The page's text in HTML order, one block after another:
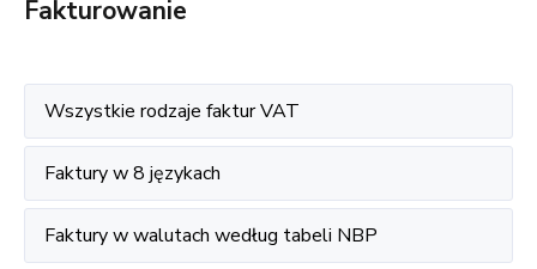
Fakturowanie
Wszystkie rodzaje faktur VAT
Faktury w 8 językach
Faktury w walutach według tabeli NBP